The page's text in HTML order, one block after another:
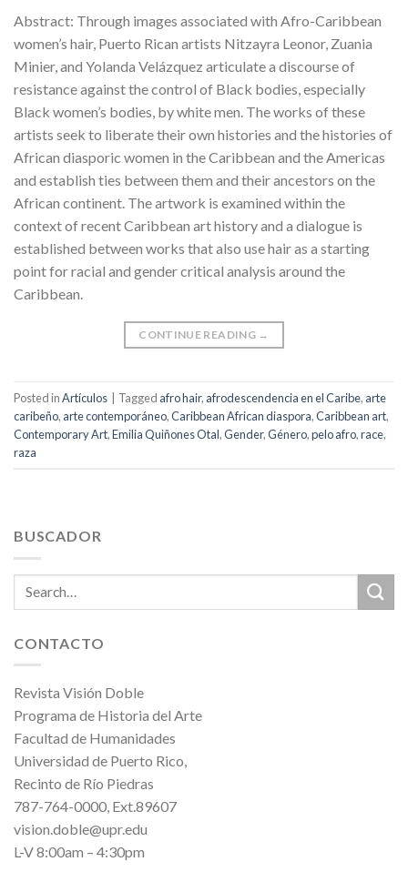
Abstract: Through images associated with Afro-Caribbean
women’s hair, Puerto Rican artists Nitzayra Leonor, Zuania
Minier, and Yolanda Velázquez articulate a discourse of
resistance against the control of Black bodies, especially
Black women’s bodies, by white men. The works of these
artists seek to liberate their own histories and the histories of
African diasporic women in the Caribbean and the Americas
and establish ties between them and their ancestors on the
African continent. The artwork is examined within the
context of recent Caribbean art history and a dialogue is
established between works that also use hair as a starting
point for racial and gender critical analysis around the
Caribbean.
CONTINUE READING →
Posted inArtículos | Tagged afro hair, afrodescendencia en el Caribe, arte
caribeño, arte contemporáneo,Caribbean African diaspora,Caribbean art,
Contemporary Art,Emilia Quiñones Otal,Gender,Género,pelo afro,race,
raza
BUSCADOR
CONTACTO
Revista Visión Doble
Programa de Historia del Arte
Facultad de Humanidades
Universidad de Puerto Rico,
Recinto de Río Piedras
787-764-0000, Ext.89607
vision.doble@upr.edu
L-V 8:00am – 4:30pm